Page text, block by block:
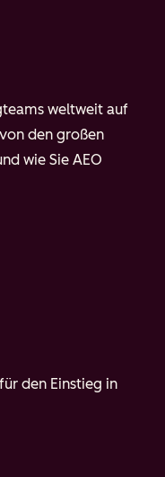
weltweit auf
den großen
wie Sie AEO
den Einstieg in